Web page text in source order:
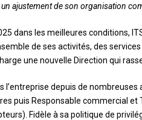
ajustement de son organisation
dans les meilleures conditions,
de ses activités, des
une nouvelle Direction qui
l’entreprise depuis de
puis Responsable commercial
Fidèle à sa politique de